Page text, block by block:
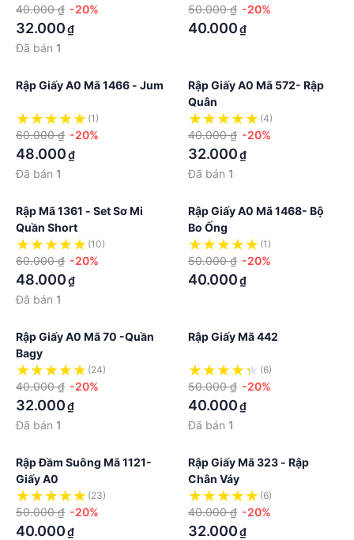
40.000 ₫ -20%
32.000₫
Đã bán 1
50.000 ₫ -20%
40.000₫
Rập Giấy A0 Mã 1466 - Jum
(1)
60.000 ₫ -20%
48.000₫
Đã bán 1
Rập Giấy A0 Mã 572- Rập
Quân
(4)
40.000 ₫ -20%
32.000₫
Đã bán 1
Rập Mã 1361 - Set Sơ Mi
Quần Short
(10)
60.000 ₫ -20%
48.000₫
Đã bán 1
Rập Giấy A0 Mã 1468- Bộ
Bo Ống
(1)
50.000 ₫ -20%
40.000₫
Rập Giấy A0 Mã 70 -quần
Bagy
(24)
40.000 ₫ -20%
32.000₫
Đã bán 1
Rập Giấy Mã 442
(6)
50.000 ₫ -20%
40.000₫
Đã bán 1
Rập Đầm Suông Mã 1121-
Giấy A0
(23)
50.000 ₫ -20%
40.000₫
Rập Giấy Mã 323 - Rập
Chân Váy
(6)
40.000 ₫ -20%
32.000₫